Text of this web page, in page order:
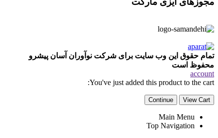
تمام حقوق این وب سایت برای شرکت نوآوران آسان پیشرو
محفوظ است
account
You've just added this product to the cart:
View Cart
Continue
Main Menu
Top Navigation